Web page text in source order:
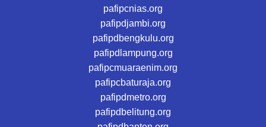
pafipcnias.org
pafipdjambi.org
pafipdbengkulu.org
pafipdlampung.org
pafipcmuaraenim.org
pafipcbaturaja.org
pafipdmetro.org
pafipdbelitung.org